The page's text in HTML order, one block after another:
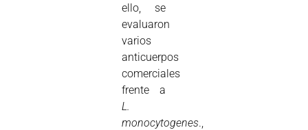
ello, se
evaluaron
varios
anticuerpos
comerciales
frente a
L.
monocytogenes.,